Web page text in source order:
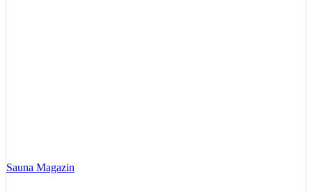
Sauna Magazin